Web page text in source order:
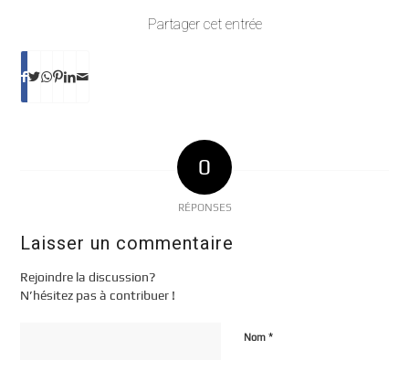
Partager cet entrée
0
RÉPONSES
Laisser un commentaire
Rejoindre la discussion?
N’hésitez pas à contribuer !
Nom*